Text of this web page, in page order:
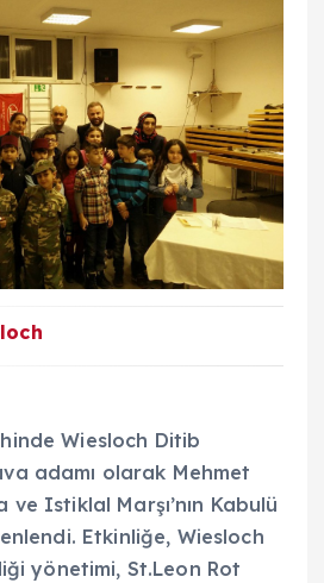
Wiesloch Ditib
adamı olarak Mehmet
ve Istiklal Marşı’nın Kabulü
Etkinliğe, Wiesloch
yönetimi, St.Leon Rot